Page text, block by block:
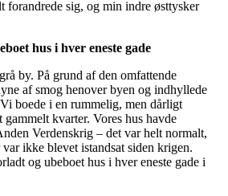
forandrede sig, og min indre østtysker
hus i hver eneste gade
by. På grund af den omfattende
af smog henover byen og indhyllede
boede i en rummelig, men dårligt
kvarter. Vores hus havde
Verdenskrig – det var helt normalt,
ikke blevet istandsat siden krigen.
og ubeboet hus i hver eneste gade i